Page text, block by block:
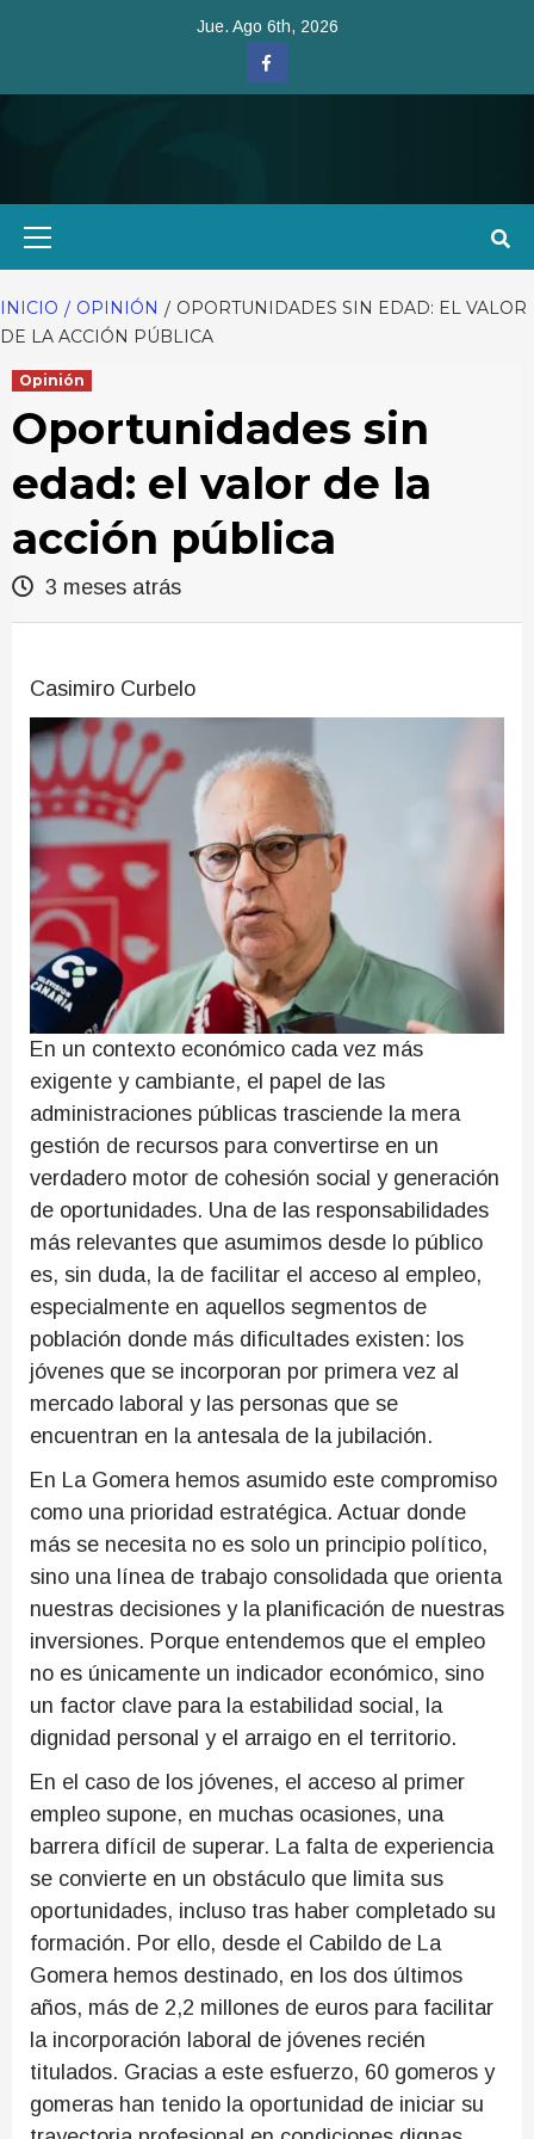
Jue. Ago 6th, 2026
Facebook
INICIO OPINIÓN
OPORTUNIDADES SIN EDAD: EL VALOR
DE LA ACCIÓN PÚBLICA
Opinión
Oportunidades sin
edad: el valor de la
acción pública
3 meses atrás
Casimiro Curbelo
En un contexto económico cada vez más
exigente y cambiante, el papel de las
administraciones públicas trasciende la mera
gestión de recursos para convertirse en un
verdadero motor de cohesión social y generación
de oportunidades. Una de las responsabilidades
más relevantes que asumimos desde lo público
es, sin duda, la de facilitar el acceso al empleo,
especialmente en aquellos segmentos de
población donde más dificultades existen: los
jóvenes que se incorporan por primera vez al
mercado laboral y las personas que se
encuentran en la antesala de la jubilación.
En La Gomera hemos asumido este compromiso
como una prioridad estratégica. Actuar donde
más se necesita no es solo un principio político,
sino una línea de trabajo consolidada que orienta
nuestras decisiones y la planificación de nuestras
inversiones. Porque entendemos que el empleo
no es únicamente un indicador económico, sino
un factor clave para la estabilidad social, la
dignidad personal y el arraigo en el territorio.
En el caso de los jóvenes, el acceso al primer
empleo supone, en muchas ocasiones, una
barrera difícil de superar. La falta de experiencia
se convierte en un obstáculo que limita sus
oportunidades, incluso tras haber completado su
formación. Por ello, desde el Cabildo de La
Gomera hemos destinado, en los dos últimos
años, más de 2,2 millones de euros para facilitar
la incorporación laboral de jóvenes recién
titulados. Gracias a este esfuerzo, 60 gomeros y
gomeras han tenido la oportunidad de iniciar su